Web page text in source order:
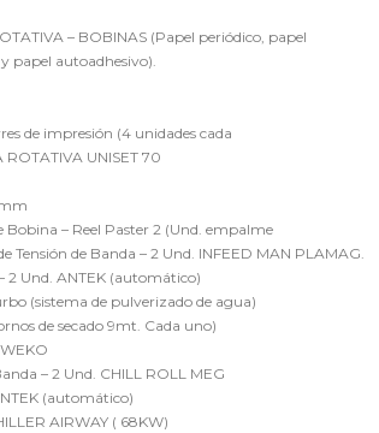
– BOBINAS (Papel periódico, papel
papel autoadhesivo).
de impresión (4 unidades cada
ROTATIVA UNISET 70
Bobina – Reel Paster 2 (Und. empalme
Tensión de Banda – 2 Und. INFEED MAN PLAMAG.
2 Und. ANTEK (automático)
(sistema de pulverizado de agua)
de secado 9mt. Cada uno)
– 2 Und. CHILL ROLL MEG
(automático)
AIRWAY ( 68KW)